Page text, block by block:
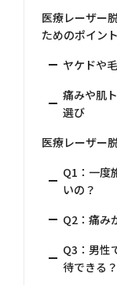
医療レーザー
ためのポイント
ヤケドや
痛みや肌
選び
医療レーザー
Q1：一度
いの？
Q2：痛み
Q3：男性
待できる？